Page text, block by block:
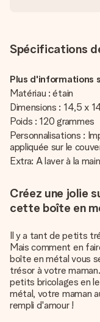
Spécifications
Plus d'informations
Matériau : étain
Dimensions : 14,5 x
Poids : 120 grammes
Personnalisations :
appliquée sur le
Extra: A laver à la main
Créez une jolie
cette boîte en
Il y a tant de petits
Mais comment en
boîte en métal vous
trésor à votre
petits bricolages en
métal, votre maman
rempli d'amour !